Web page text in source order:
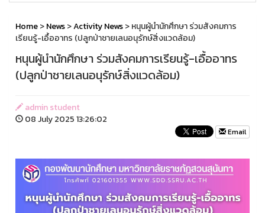
Home>News>Activity News> หนุนผู้นำนักศึกษา ร่วมสังคมการ
เรียนรู้-เอื้ออาทร (ปลูกป่าชายเลนอนุรักษ์สิ่งแวดล้อม)
หนุนผู้นำนักศึกษา ร่วมสังคมการเรียนรู้-เอื้ออาทร
(ปลูกป่าชายเลนอนุรักษ์สิ่งแวดล้อม)
admin student
08 July 2025 13:26:02
Email